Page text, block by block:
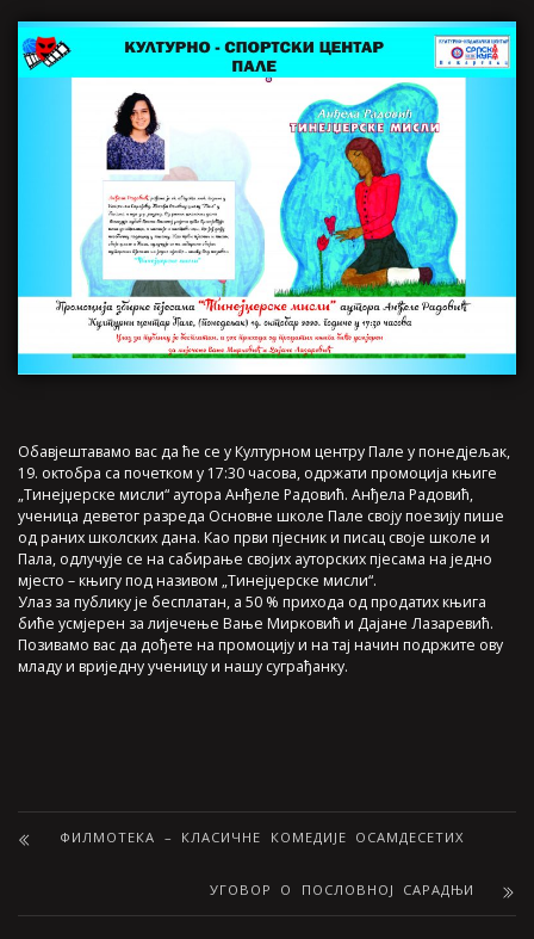
Обавјештавамо вас да ће се у Културном центру Пале у понедјељак,
19. октобра са почетком у 17:30 часова, одржати промоција књиге
„Тинејџерске мисли“ аутора Анђеле Радовић. Анђела Радовић,
ученица деветог разреда Основне школе Пале своју поезију пише
од раних школских дана. Као први пјесник и писац своје школе и
Пала, одлучује се на сабирање својих ауторских пјесама на једно
мјесто – књигу под називом „Тинејџерске мисли“.
Улаз за публику је бесплатан, а 50 % прихода од продатих књига
биће усмјерен за лијечење Вање Мирковић и Дајане Лазаревић.
Позивамо вас да дођете на промоцију и на тај начин подржите ову
младу и вриједну ученицу и нашу суграђанку.
ФИЛМОТЕКА – КЛАСИЧНЕ КОМЕДИЈЕ ОСАМДЕСЕТИХ
УГОВОР О ПОСЛОВНОЈ САРАДЊИ